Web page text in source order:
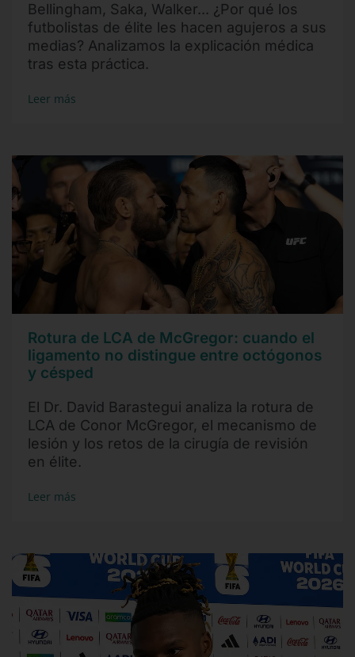
Bellingham, Saka, Walker... ¿Por qué los
futbolistas de élite les hacen agujeros a sus
medias? Analizamos la explicación médica
tras esta práctica.
Leer más
Rotura de LCA de McGregor: cuando el
ligamento no distingue entre octógonos
y césped
El Dr. David Barastegui analiza la rotura de
LCA de Conor McGregor, el mecanismo de
lesión y los retos de la cirugía de revisión
en élite.
Leer más